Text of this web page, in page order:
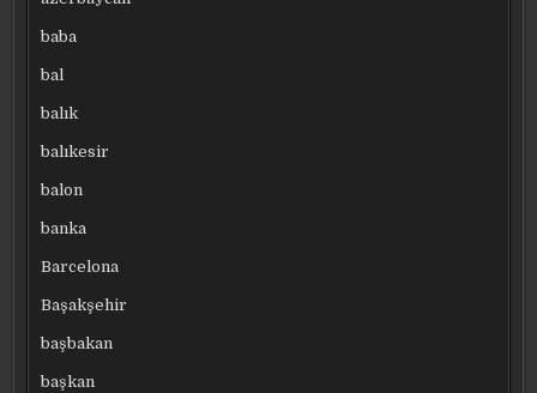
baba
bal
balık
balıkesir
balon
banka
Barcelona
Başakşehir
başbakan
başkan